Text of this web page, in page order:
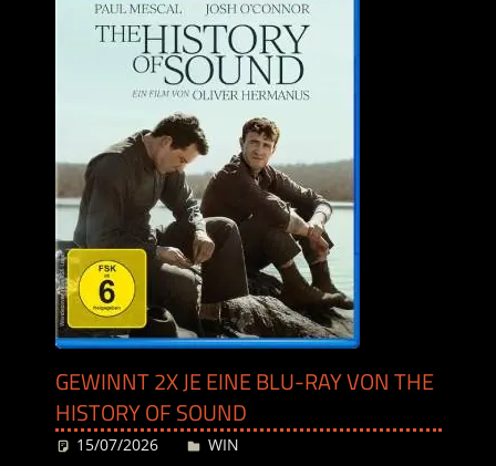
GEWINNT 2X JE EINE BLU-RAY VON THE
HISTORY OF SOUND
15/07/2026 Desiree
WIN